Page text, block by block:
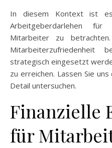
In diesem Kontext ist
Arbeitgeberdarlehen
Mitarbeiter zu
Mitarbeiterzufriedenheit
strategisch eingesetzt
zu erreichen. Lassen Sie
Detail untersuchen.
Finanzielle
für